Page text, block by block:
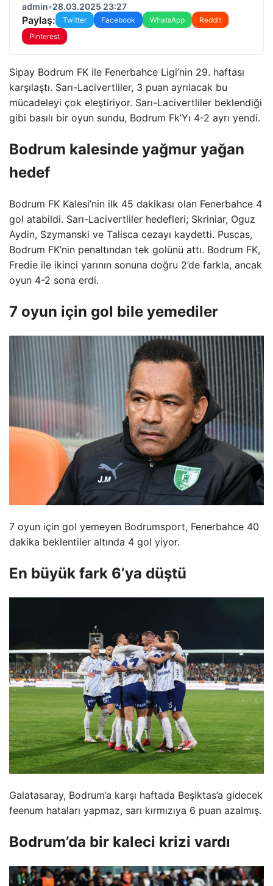
admin•28.03.2025 23:27
Paylaş: Twitter Facebook WhatsApp
Reddit
Pinterest
Sipay Bodrum FK ile Fenerbahce Ligi’nin 29. haftası
karşılaştı. Sarı-Lacivertliler, 3 puan ayrılacak bu
mücadeleyi çok eleştiriyor. Sarı-Lacivertliler beklendiği
gibi basılı bir oyun sundu, Bodrum Fk’Yı 4-2 ayrı yendi.
Bodrum kalesinde yağmur yağan
hedef
Bodrum FK Kalesi’nin ilk 45 dakikası olan Fenerbahce 4
gol atabildi. Sarı-Lacivertliler hedefleri; Skriniar, Oguz
Aydin, Szymanski ve Talisca cezayı kaydetti. Puscas,
Bodrum FK’nin penaltından tek golünü attı. Bodrum FK,
Fredie ile ikinci yarının sonuna doğru 2’de farkla, ancak
oyun 4-2 sona erdi.
7 oyun için gol bile yemediler
7 oyun için gol yemeyen Bodrumsport, Fenerbahce 40
dakika beklentiler altında 4 gol yiyor.
En büyük fark 6’ya düştü
Galatasaray, Bodrum’a karşı haftada Beşiktas’a gidecek
feenum hataları yapmaz, sarı kırmızıya 6 puan azalmış.
Bodrum’da bir kaleci krizi vardı